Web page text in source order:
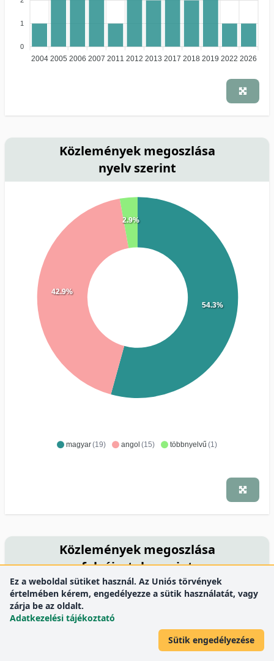
1
0
2004 2005 2006 2007 2011 2012 2013 2017 2018 2019 2022 2026
Közlemények megoszlása
nyelv szerint
magyar(19) angol (15) többnyelvű (1)
54.3%
42.9%
2.9%
Közlemények megoszlása
folyóiratok szerint
Agrártudományi közlemények = Acta agraria
Debreceniensis
International Journal of Horticultural Science
Ez a weboldal sütiket használ. Az Uniós törvények
értelmében kérem, engedélyezze a sütik használatát, vagy
zárja be az oldalt.
Adatkezelési tájékoztató
Sütik engedélyezése